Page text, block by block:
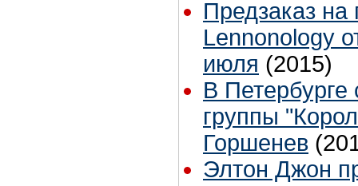
Предзаказ
Lennonology
июля (2015)
В Петербурге
группы
Горшенев
Элтон Джон